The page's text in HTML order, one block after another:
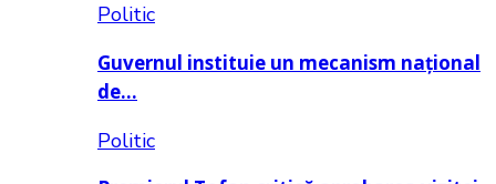
Politic
Guvernul instituie un mecanism național
de…
Politic